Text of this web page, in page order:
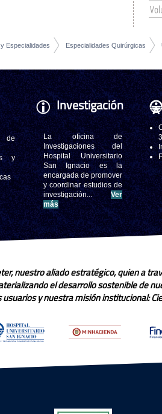
Especialidades Especialidades Quirúrgicas
y
Investigación
La oficina de
Investigaciones del
Hospital Universitario
San Ignacio es la
encargada de promover
y coordinar estudios de
investigación... Ver
más
nuestro aliado estratégico, quien a
el desarrollo sostenible de
y nuestra misión institucional: